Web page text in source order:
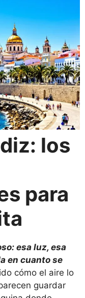
los
para
esa luz, esa
en cuanto se
cómo el aire lo
guardar